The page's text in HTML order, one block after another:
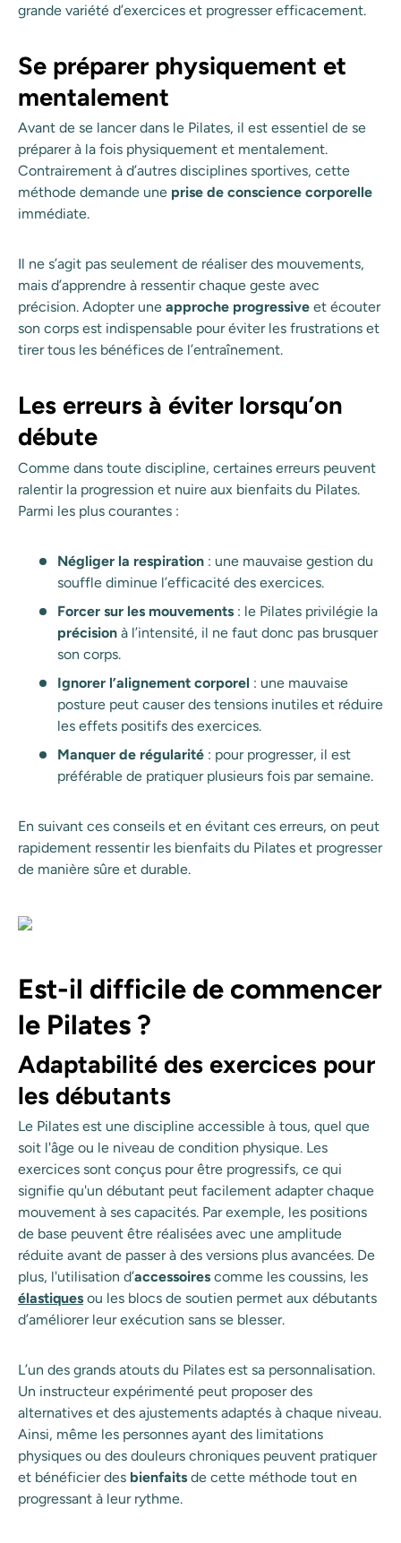
grande variété d’exercices et progresser efficacement.
Se préparer physiquement et
mentalement
Avant de se lancer dans le Pilates, il est essentiel de se
préparer à la fois physiquement et mentalement.
Contrairement à d’autres disciplines sportives, cette
méthode demande une prise de conscience corporelle
immédiate.
Il ne s’agit pas seulement de réaliser des mouvements,
mais d’apprendre à ressentir chaque geste avec
précision. Adopter une approche progressive et écouter
son corps est indispensable pour éviter les frustrations et
tirer tous les bénéfices de l’entraînement.
Les erreurs à éviter lorsqu’on
débute
Comme dans toute discipline, certaines erreurs peuvent
ralentir la progression et nuire aux bienfaits du Pilates.
Parmi les plus courantes :
Négliger la respiration : une mauvaise gestion du
souffle diminue l’efficacité des exercices.
Forcer sur les mouvements : le Pilates privilégie la
précision à l’intensité, il ne faut donc pas brusquer
son corps.
Ignorer l’alignement corporel : une mauvaise
posture peut causer des tensions inutiles et réduire
les effets positifs des exercices.
Manquer de régularité : pour progresser, il est
préférable de pratiquer plusieurs fois par semaine.
En suivant ces conseils et en évitant ces erreurs, on peut
rapidement ressentir les bienfaits du Pilates et progresser
de manière sûre et durable.
Est-il difficile de commencer
le Pilates ?
Adaptabilité des exercices pour
les débutants
Le Pilates est une discipline accessible à tous, quel que
soit l'âge ou le niveau de condition physique. Les
exercices sont conçus pour être progressifs, ce qui
signifie qu'un débutant peut facilement adapter chaque
mouvement à ses capacités. Par exemple, les positions
de base peuvent être réalisées avec une amplitude
réduite avant de passer à des versions plus avancées. De
plus, l'utilisation d’accessoires comme les coussins, les
élastiques ou les blocs de soutien permet aux débutants
d’améliorer leur exécution sans se blesser.
L’un des grands atouts du Pilates est sa personnalisation.
Un instructeur expérimenté peut proposer des
alternatives et des ajustements adaptés à chaque niveau.
Ainsi, même les personnes ayant des limitations
physiques ou des douleurs chroniques peuvent pratiquer
et bénéficier des bienfaits de cette méthode tout en
progressant à leur rythme.